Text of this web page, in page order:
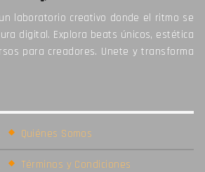
laboratorio creativo donde el ritmo se
digital. Explora beats únicos, estética
para creadores. Unete y transforma
Quiénes Somos
Términos y Condiciones